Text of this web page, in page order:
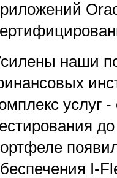
наши
услуг
I-